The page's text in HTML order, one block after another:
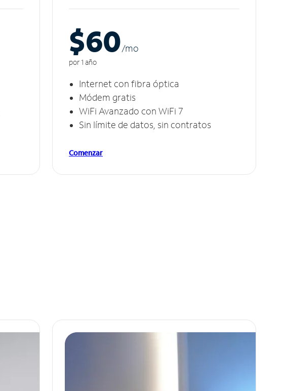
$60/mo
por 1 año
Internet con fibra óptica
Módem gratis
WiFi Avanzado con WiFi 7
Sin límite de datos, sin contratos
Comenzar